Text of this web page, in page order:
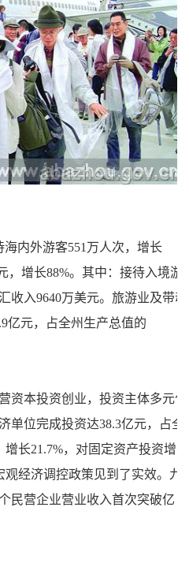
海内外游客551万人次，增长
，增长88%。其中：接待入境游
收入9640万美元。旅游业及带动
亿元，占全州生产总值的
资本投资创业，投资主体多元化
单位完成投资达38.3亿元，占全
长21.7%，对固定资产投资增长
观经济调控政策见到了实效。九
民营企业营业收入首次突破亿